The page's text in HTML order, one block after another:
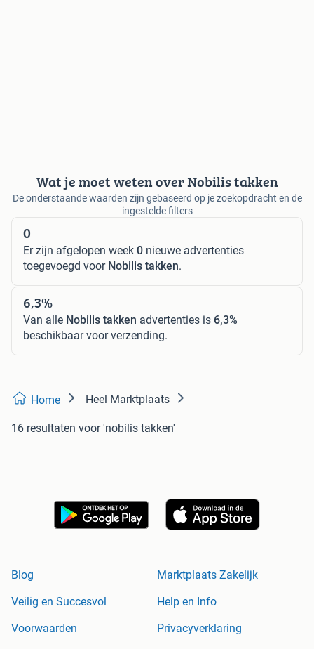
Wat je moet weten over Nobilis takken
De onderstaande waarden zijn gebaseerd op je zoekopdracht en de
ingestelde filters
0
Er zijn afgelopen week 0 nieuwe advertenties
toegevoegd voor Nobilis takken.
6,3%
Van alle Nobilis takken advertenties is 6,3%
beschikbaar voor verzending.
Home Heel Marktplaats
16 resultaten voor 'nobilis takken'
Blog
Marktplaats Zakelijk
Veilig en Succesvol
Help en Info
Voorwaarden
Privacyverklaring